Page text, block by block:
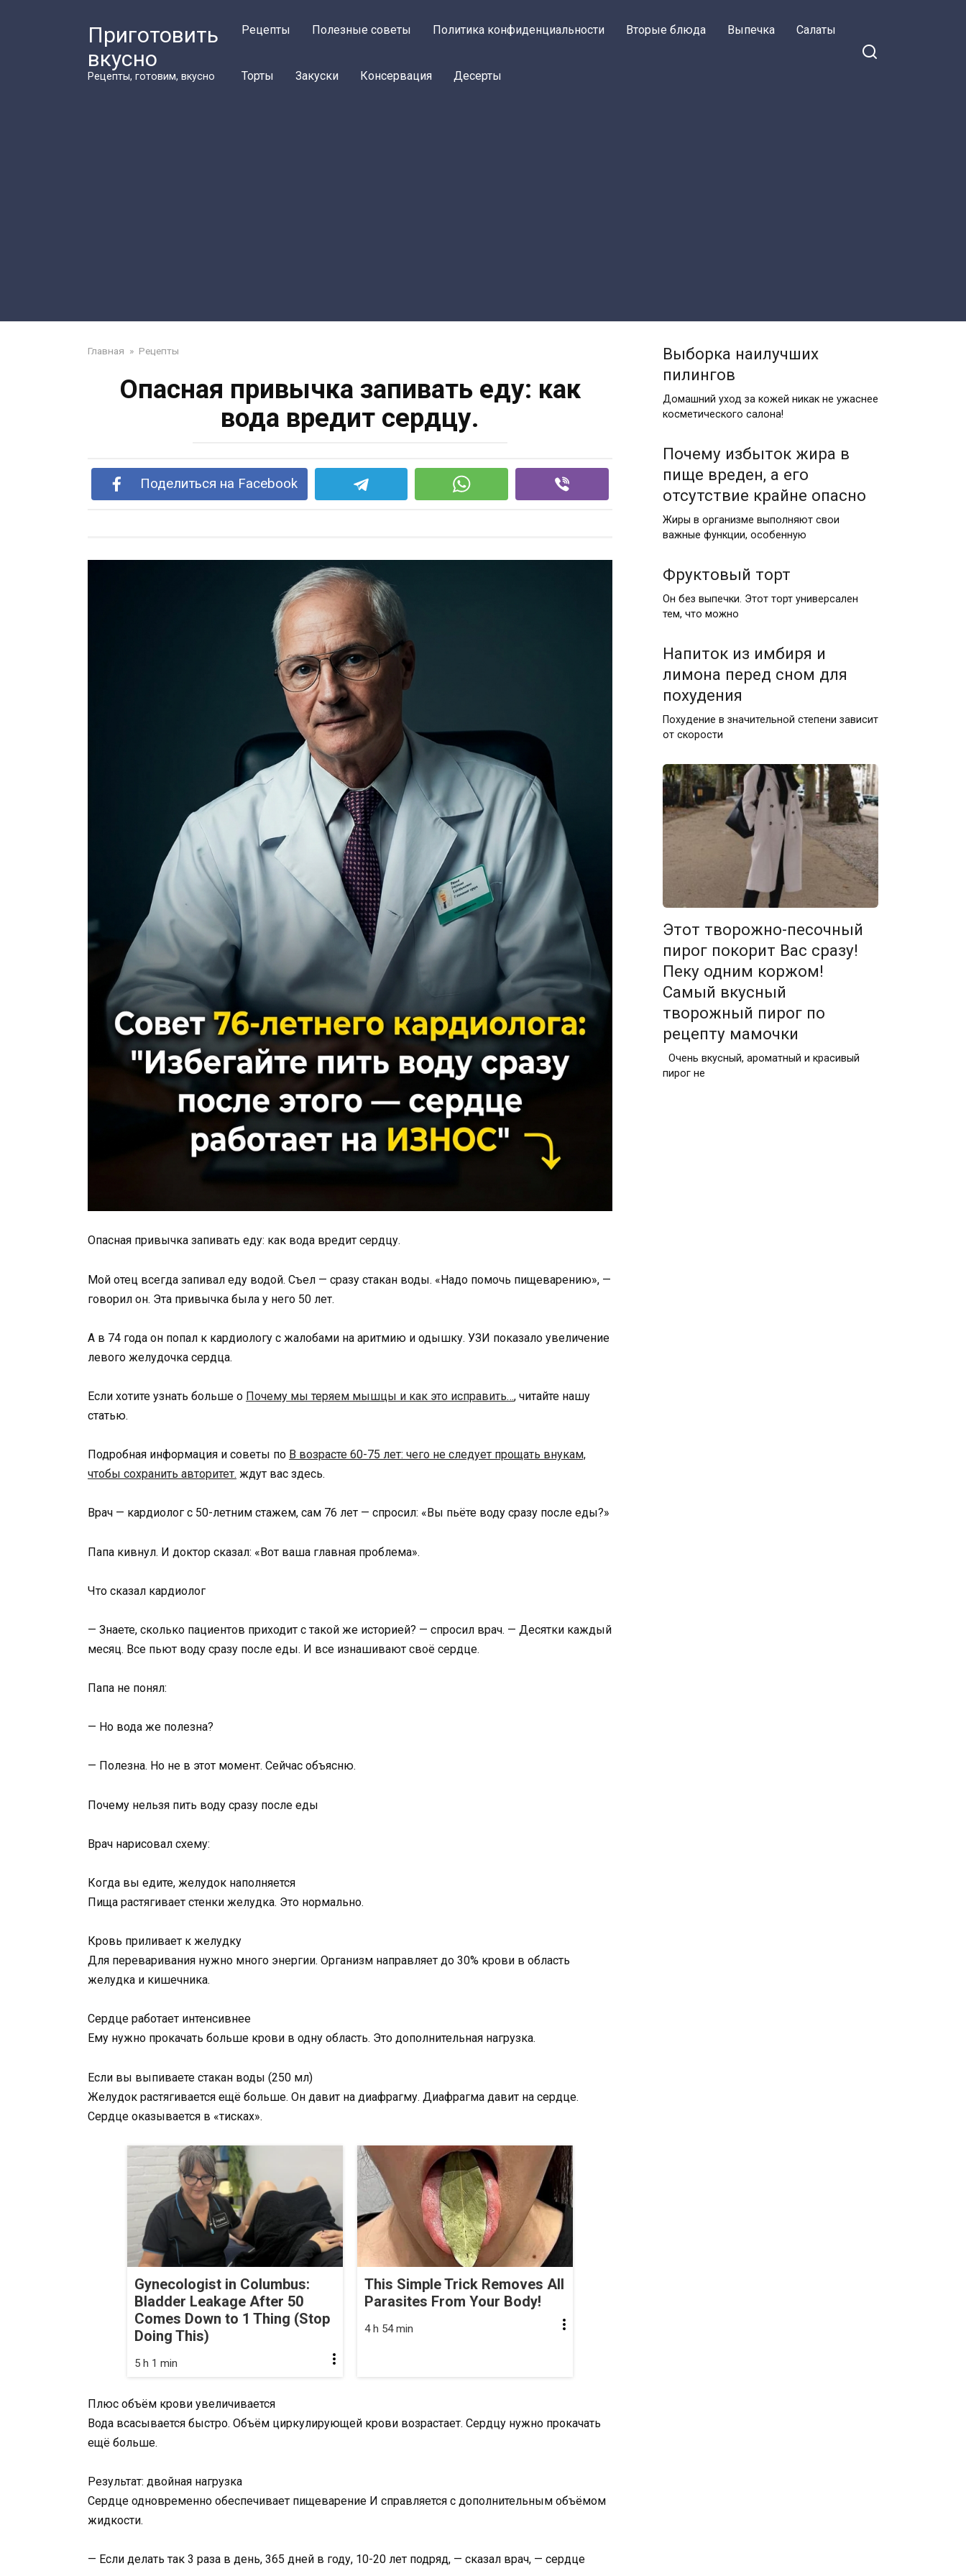
Приготовить
вкусно
Рецепты, готовим, вкусно
Рецепты Полезные советы Политика конфиденциальности Вторые блюда Выпечка Салаты
Торты Закуски Консервация Десерты
Главная » Рецепты
Опасная привычка запивать еду: как
вода вредит сердцу.
Поделиться на Facebook
Опасная привычка запивать еду: как вода вредит сердцу.
Мой отец всегда запивал еду водой. Съел — сразу стакан воды. «Надо помочь пищеварению», —
говорил он. Эта привычка была у него 50 лет.
А в 74 года он попал к кардиологу с жалобами на аритмию и одышку. УЗИ показало увеличение
левого желудочка сердца.
Если хотите узнать больше о Почему мы теряем мышцы и как это исправить…, читайте нашу
статью.
Подробная информация и советы по В возрасте 60-75 лет: чего не следует прощать внукам,
чтобы сохранить авторитет. ждут вас здесь.
Врач — кардиолог с 50-летним стажем, сам 76 лет — спросил: «Вы пьёте воду сразу после еды?»
Папа кивнул. И доктор сказал: «Вот ваша главная проблема».
Что сказал кардиолог
— Знаете, сколько пациентов приходит с такой же историей? — спросил врач. — Десятки каждый
месяц. Все пьют воду сразу после еды. И все изнашивают своё сердце.
Папа не понял:
— Но вода же полезна?
— Полезна. Но не в этот момент. Сейчас объясню.
Почему нельзя пить воду сразу после еды
Врач нарисовал схему:
Когда вы едите, желудок наполняется
Пища растягивает стенки желудка. Это нормально.
Кровь приливает к желудку
Для переваривания нужно много энергии. Организм направляет до 30% крови в область
желудка и кишечника.
Сердце работает интенсивнее
Ему нужно прокачать больше крови в одну область. Это дополнительная нагрузка.
Если вы выпиваете стакан воды (250 мл)
Желудок растягивается ещё больше. Он давит на диафрагму. Диафрагма давит на сердце.
Сердце оказывается в «тисках».
Gynecologist in Columbus:
Bladder Leakage After 50
Comes Down to 1 Thing (Stop
Doing This)
5 h 1 min
This Simple Trick Removes All
Parasites From Your Body!
4 h 54 min
Плюс объём крови увеличивается
Вода всасывается быстро. Объём циркулирующей крови возрастает. Сердцу нужно прокачать
ещё больше.
Результат: двойная нагрузка
Сердце одновременно обеспечивает пищеварение И справляется с дополнительным объёмом
жидкости.
— Если делать так 3 раза в день, 365 дней в году, 10-20 лет подряд, — сказал врач, — сердце
Выборка наилучших
пилингов
Домашний уход за кожей никак не ужаснее
косметического салона!
Почему избыток жира в
пище вреден, а его
отсутствие крайне опасно
Жиры в организме выполняют свои
важные функции, особенную
Фруктовый торт
Он без выпечки. Этот торт универсален
тем, что можно
Напиток из имбиря и
лимона перед сном для
похудения
Похудение в значительной степени зависит
от скорости
Этот творожно-песочный
пирог покорит Вас сразу!
Пеку одним коржом!
Самый вкусный
творожный пирог по
рецепту мамочки
Очень вкусный, ароматный и красивый
пирог не